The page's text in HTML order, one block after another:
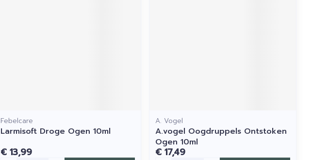
Febelcare
Larmisoft Droge Ogen 10ml
€ 13,99
A. Vogel
A.vogel Oogdruppels Ontstoken
Ogen 10ml
€ 17,49